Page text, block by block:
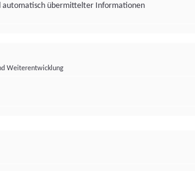
automatisch übermittelter Informationen
Weiterentwicklung